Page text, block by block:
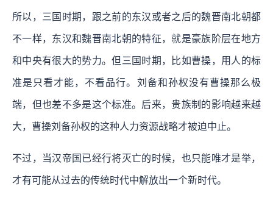
所以，三国时期，跟之前的东汉或者之后的魏晋南北朝都
不一样，东汉和魏晋南北朝的特征，就是豪族阶层在地方
和中央有很大的势力。但三国时期，比如曹操，用人的标
准是只看才能，不看品行。刘备和孙权没有曹操那么极
端，但也差不多是这个标准。后来，贵族制的影响越来越
大，曹操刘备孙权的这种人力资源战略才被迫中止。
不过，当汉帝国已经行将灭亡的时候，也只能唯才是举，
才有可能从过去的传统时代中解放出一个新时代。